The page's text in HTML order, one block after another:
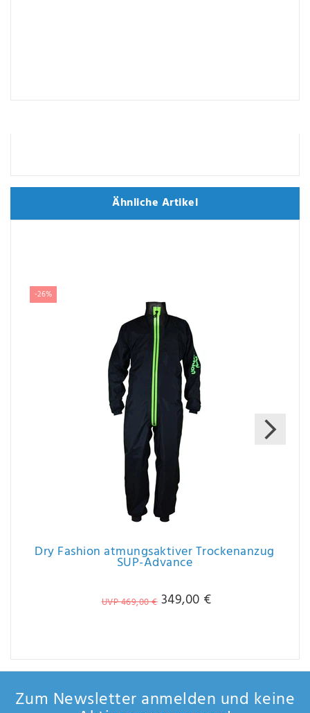
Ähnliche Artikel
-26%
Dry Fashion atmungsaktiver Trockenanzug
SUP-Advance
UVP 469,00 € 349,00 €
Zum Newsletter anmelden und keine